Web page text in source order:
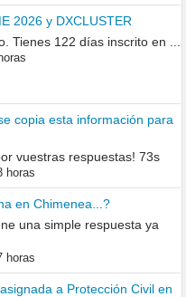
2026 y DXCLUSTER
Tienes 122 días inscrito en ...
copia esta información para
vuestras respuestas! 73s
horas
en Chimenea...?
una simple respuesta ya
horas
a Protección Civil en